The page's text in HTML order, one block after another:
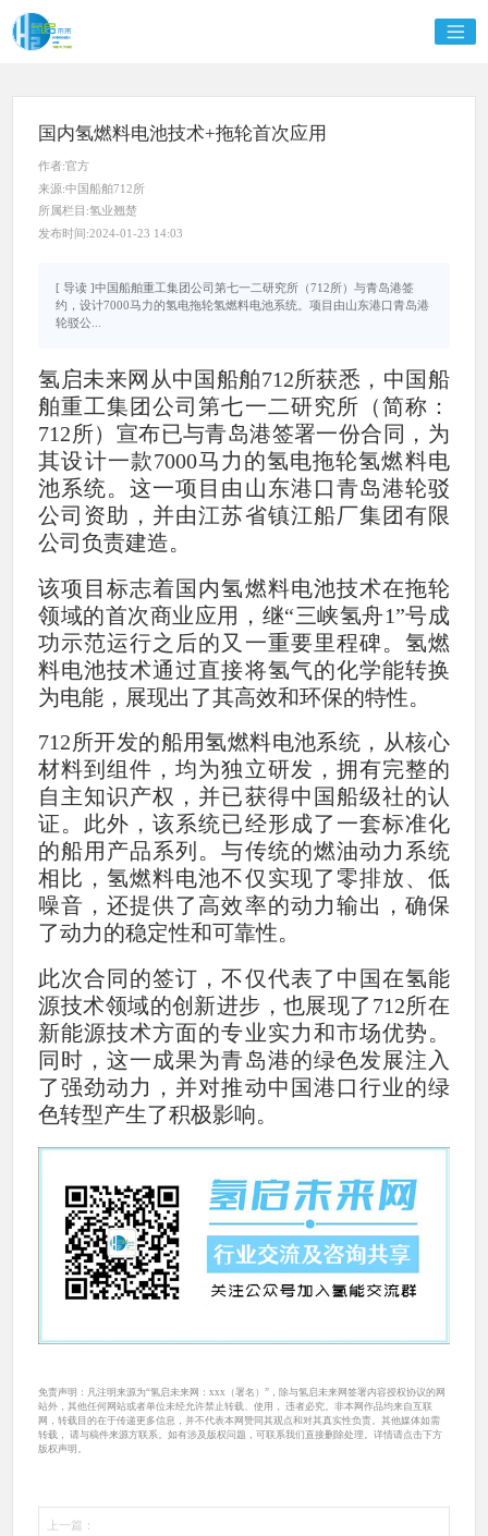
国内氢燃料电池技术+拖轮首次应用
作者:官方
来源:中国船舶712所
所属栏目:氢业翘楚
发布时间:2024-01-23 14:03
[ 导读 ]中国船舶重工集团公司第七一二研究所（712所）与青岛港签
约，设计7000马力的氢电拖轮氢燃料电池系统。项目由山东港口青岛港
轮驳公...
氢启未来网从中国船舶712所获悉，中国船
舶重工集团公司第七一二研究所（简称：
712所）宣布已与青岛港签署一份合同，为
其设计一款7000马力的氢电拖轮氢燃料电
池系统。这一项目由山东港口青岛港轮驳
公司资助，并由江苏省镇江船厂集团有限
公司负责建造。
该项目标志着国内氢燃料电池技术在拖轮
领域的首次商业应用，继“三峡氢舟1”号成
功示范运行之后的又一重要里程碑。氢燃
料电池技术通过直接将氢气的化学能转换
为电能，展现出了其高效和环保的特性。
712所开发的船用氢燃料电池系统，从核心
材料到组件，均为独立研发，拥有完整的
自主知识产权，并已获得中国船级社的认
证。此外，该系统已经形成了一套标准化
的船用产品系列。与传统的燃油动力系统
相比，氢燃料电池不仅实现了零排放、低
噪音，还提供了高效率的动力输出，确保
了动力的稳定性和可靠性。
此次合同的签订，不仅代表了中国在氢能
源技术领域的创新进步，也展现了712所在
新能源技术方面的专业实力和市场优势。
同时，这一成果为青岛港的绿色发展注入
了强劲动力，并对推动中国港口行业的绿
色转型产生了积极影响。
免责声明：凡注明来源为“氢启未来网：xxx（署名）”，除与氢启未来网签署内容授权协议的网
站外，其他任何网站或者单位未经允许禁止转载、使用， 违者必究。非本网作品均来自互联
网，转载目的在于传递更多信息，并不代表本网赞同其观点和对其真实性负责。其他媒体如需
转载， 请与稿件来源方联系。如有涉及版权问题，可联系我们直接删除处理。详情请点击下方
版权声明。
上一篇：